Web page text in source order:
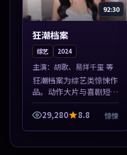
92:30
狂潮档案
综艺 2024
主演： 胡歌、易烊千玺 等
狂潮档案为综艺类惊悚作
品。动作大片与喜剧短片
搭配推荐，亚洲影视高清
站，流畅不卡顿。本片围
片单。
29,280 8.8 惊悚